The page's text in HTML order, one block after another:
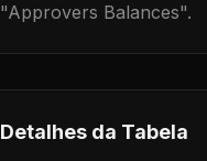
"Approvers Balances".
Detalhes da Tabela